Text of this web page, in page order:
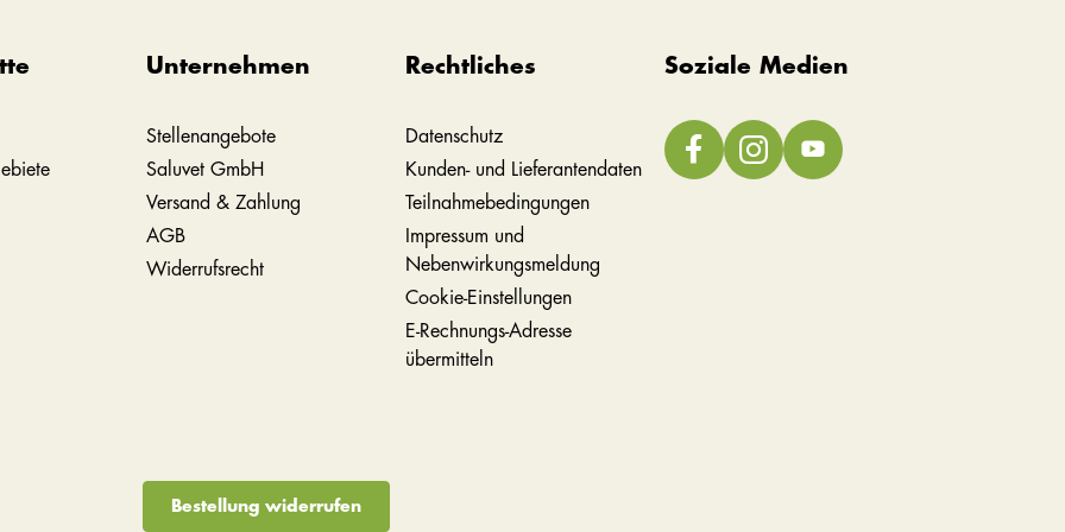
Unternehmen
Stellenangebote
Saluvet GmbH
Versand & Zahlung
AGB
Widerrufsrecht
Rechtliches
Datenschutz
Kunden- und Lieferantendaten
Teilnahmebedingungen
Impressum und
Nebenwirkungsmeldung
Cookie-Einstellungen
E-Rechnungs-Adresse
übermitteln
Soziale Medien
Bestellung widerrufen